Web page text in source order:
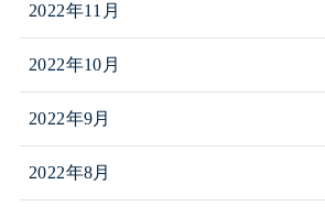
2022年11月
2022年10月
2022年9月
2022年8月